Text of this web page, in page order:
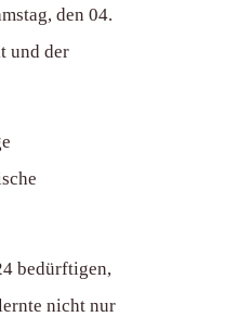
den 04.
und der
bedürftigen,
nicht nur